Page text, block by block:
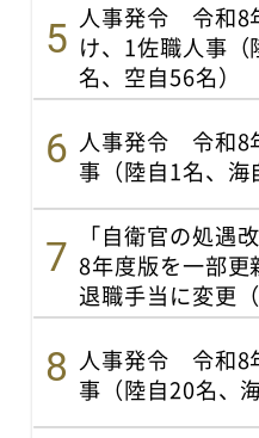
人事発令 令和8
け、1佐職人事
名、空自56名）
人事発令 令和8
事（陸自1名、海
「自衛官の処遇
8年度版を一部
退職手当に変更（
人事発令 令和8
事（陸自20名、